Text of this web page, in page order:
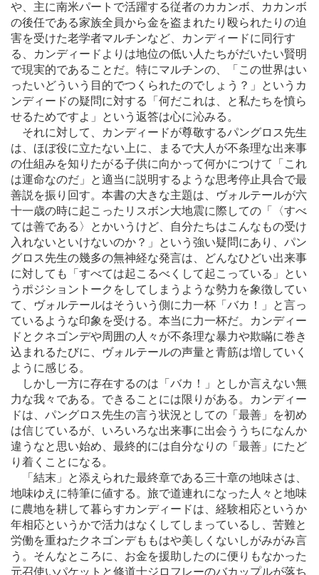
や、主に南米パートで活躍する従者のカカンボ、カカンボ
の後任である家族全員から金を盗まれたり殴られたりの迫
害を受けた老学者マルチンなど、カンディードに同行す
る、カンディードよりは地位の低い人たちがだいたい賢明
で現実的であることだ。特にマルチンの、「この世界はい
ったいどういう目的でつくられたのでしょう？」というカ
ンディードの疑問に対する「何だこれは、と私たちを憤ら
せるためですよ」という返答は心に沁みる。
それに対して、カンディードが尊敬するパングロス先生
は、ほぼ役に立たない上に、まるで大人が不条理な出来事
の仕組みを知りたがる子供に向かって何かにつけて「これ
は運命なのだ」と適当に説明するような思考停止具合で最
善説を振り回す。本書の大きな主題は、ヴォルテールが六
十一歳の時に起こったリスボン大地震に際しての「〈すべ
ては善である〉とかいうけど、自分たちはこんなもの受け
入れないといけないのか？」という強い疑問にあり、パン
グロス先生の幾多の無神経な発言は、どんなひどい出来事
に対しても「すべては起こるべくして起こっている」とい
うポジショントークをしてしまうような勢力を象徴してい
て、ヴォルテールはそういう側に力一杯「バカ！」と言っ
ているような印象を受ける。本当に力一杯だ。カンディー
ドとクネゴンデや周囲の人々が不条理な暴力や欺瞞に巻き
込まれるたびに、ヴォルテールの声量と青筋は増していく
ように感じる。
しかし一方に存在するのは「バカ！」としか言えない無
力な我々である。できることには限りがある。カンディー
ドは、パングロス先生の言う状況としての「最善」を初め
は信じているが、いろいろな出来事に出会ううちになんか
違うなと思い始め、最終的には自分なりの「最善」にたど
り着くことになる。
「結末」と添えられた最終章である三十章の地味さは、
地味ゆえに特筆に値する。旅で道連れになった人々と地味
に農地を耕して暮らすカンディードは、経験相応というか
年相応というかで活力はなくしてしまっているし、苦難と
労働を重ねたクネゴンデももはや美しくないしがみがみ言
う。そんなところに、お金を援助したのに便りもなかった
元召使いパケットと修道士ジロフレーのバカップルが落ち